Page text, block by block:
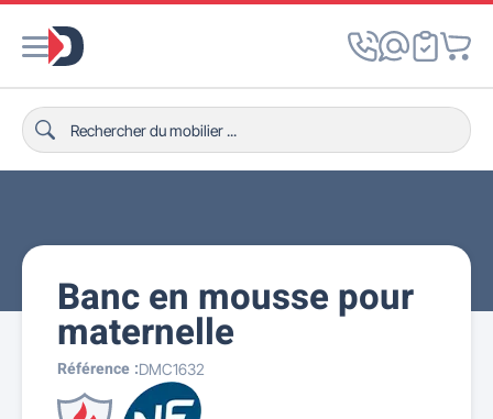
Banc en mousse pour
maternelle
Référence :DMC1632